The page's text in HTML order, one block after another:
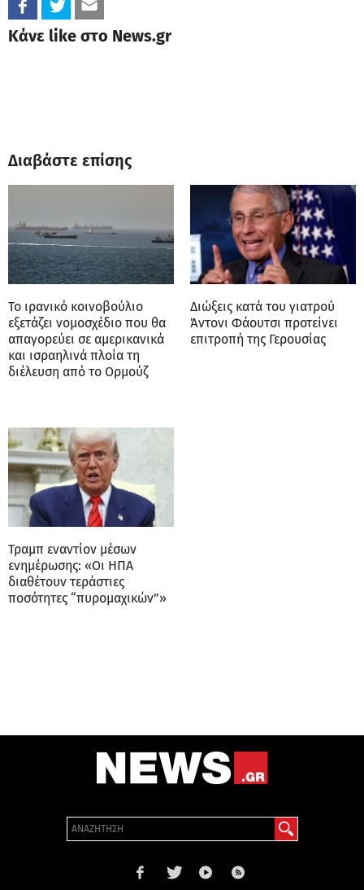
Κάνε like στο News.gr
Διαβάστε επίσης
Το ιρανικό κοινοβούλιο
εξετάζει νομοσχέδιο που θα
απαγορεύει σε αμερικανικά
και ισραηλινά πλοία τη
διέλευση από το Ορμούζ
Διώξεις κατά του γιατρού
Άντονι Φάουτσι προτείνει
επιτροπή της Γερουσίας
Τραμπ εναντίον μέσων
ενημέρωσης: «Οι ΗΠΑ
διαθέτουν τεράστιες
ποσότητες “πυρομαχικών”»